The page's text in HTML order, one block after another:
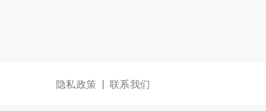
隐私政策 | 联系我们